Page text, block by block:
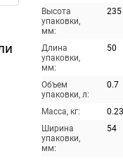
Высота
упаковки,
мм:
235
Длина
упаковки,
мм:
50
Объем
упаковки, л:
0.7
Масса, кг:
Ширина
упаковки,
мм:
54